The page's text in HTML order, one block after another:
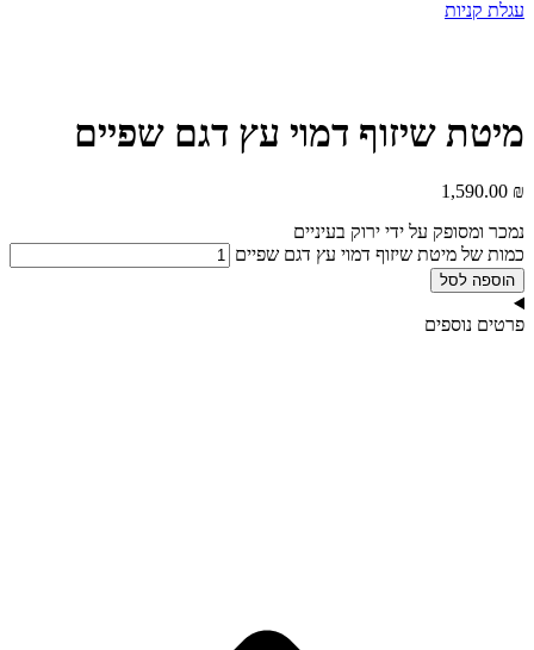
עגלת קניות
מיטת שיזוף דמוי עץ דגם שפיים
1,590.00 ₪
נמכר ומסופק על ידי ירוק בעיניים
כמות של מיטת שיזוף דמוי עץ דגם שפיים
הוספה לסל
פרטים נוספים